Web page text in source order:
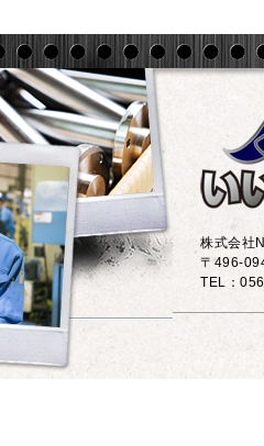
株式会社
〒496-
TEL：